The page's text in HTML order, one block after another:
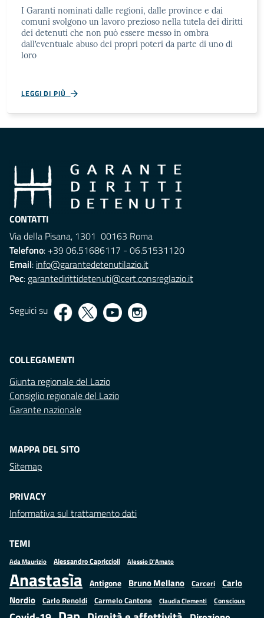
I Garanti nominati dalle regioni, dalle province e dai
comuni svolgono un lavoro prezioso nella tutela dei diritti
dei detenuti che non può essere messo in ombra
dall’eventuale abuso dei propri poteri da parte di uno di
loro
LEGGI DI PIÙ
CONTATTI
Via della Pisana, 1301 00163 Roma
Telefono: +39 06.51686117 - 06.51531120
Email: info@garantedetenutilazio.it
Pec: garantedirittidetenuti@cert.consreglazio.it
Seguici su
COLLEGAMENTI
Giunta regionale del Lazio
Consiglio regionale del Lazio
Garante nazionale
MAPPA DEL SITO
Sitemap
PRIVACY
Informativa sul trattamento dati
TEMI
Ada Maurizio Alessandro Capriccioli Alessio D'Amato
Anastasìa Antigone Bruno Mellano Carceri
Carlo
Nordio Carlo Renoldi Carmelo Cantone Claudia Clementi Conscious